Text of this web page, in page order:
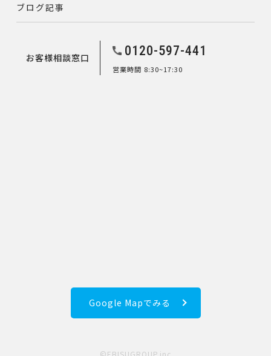
ブログ記事
お客様相談窓口 0120-597-441
営業時間 8:30~17:30
Google Mapでみる
©EBISUGROUP.inc